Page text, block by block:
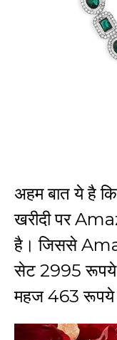
अहम बात ये है
खरीदी पर
है। जिससे
सेट 2995 रूपये
महज 463 रूपये